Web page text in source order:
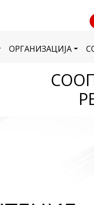
ОРГАНИЗАЦИЈА